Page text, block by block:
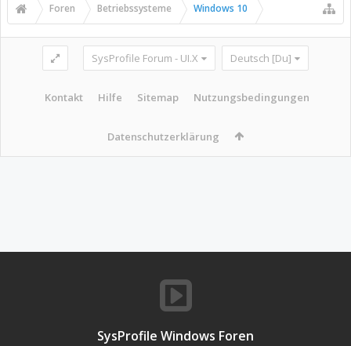
Foren Betriebssysteme Windows 10
SysProfile Forum - UI.X Deutsch [Du]
Kontakt Hilfe Sitemap Nutzungsbedingungen
Datenschutzerklärung
SysProfile Windows Foren